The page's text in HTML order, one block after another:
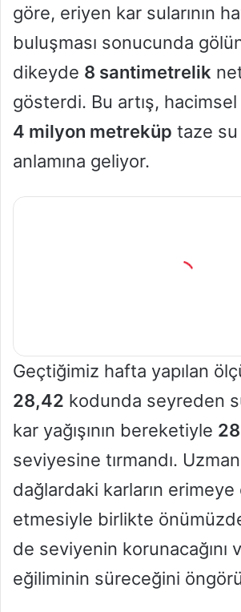
göre, eriyen kar sularının
buluşması sonucunda
dikeyde 8 santimetrelik
gösterdi. Bu artış,
4 milyon metreküp taze
anlamına geliyor.
Geçtiğimiz hafta yapılan
28,42 kodunda seyreden
kar yağışının bereketiyle
seviyesine tırmandı.
dağlardaki karların erimeye
etmesiyle birlikte
de seviyenin korunacağını
eğiliminin süreceğini